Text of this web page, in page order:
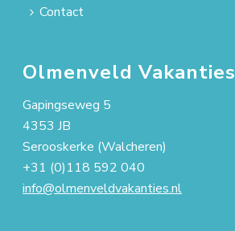
Contact
Olmenveld Vakanties
Gapingseweg 5
4353 JB
Serooskerke (Walcheren)
+31 (0)118 592 040
info@olmenveldvakanties.nl